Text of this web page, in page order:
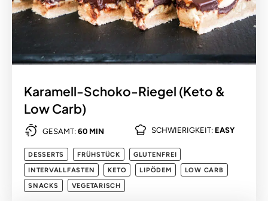
Karamell-Schoko-Riegel (Keto &
Low Carb)
GESAMT: 60 MIN SCHWIERIGKEIT: EASY
DESSERTS FRÜHSTÜCK
GLUTENFREI
INTERVALLFASTEN
KETO LIPÖDEM
LOW CARB
SNACKS
VEGETARISCH